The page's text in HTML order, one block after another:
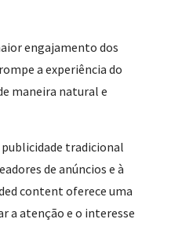
engajamento dos
a experiência do
maneira natural e
tradicional
de anúncios e à
content oferece uma
a atenção e o interesse